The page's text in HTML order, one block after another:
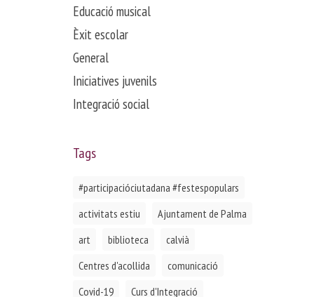
Educació musical
Èxit escolar
General
Iniciatives juvenils
Integració social
Tags
#participacióciutadana #festespopulars
activitats estiu
Ajuntament de Palma
art
biblioteca
calvià
Centres d'acollida
comunicació
Covid-19
Curs d'Integració